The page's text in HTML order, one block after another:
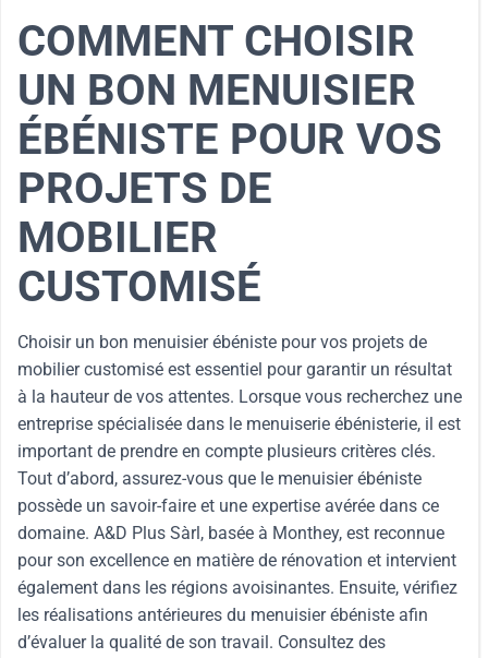
COMMENT CHOISIR
UN BON MENUISIER
ÉBÉNISTE POUR VOS
PROJETS DE
MOBILIER
CUSTOMISÉ
Choisir un bon menuisier ébéniste pour vos projets de
mobilier customisé est essentiel pour garantir un résultat
à la hauteur de vos attentes. Lorsque vous recherchez une
entreprise spécialisée dans le menuiserie ébénisterie, il est
important de prendre en compte plusieurs critères clés.
Tout d’abord, assurez-vous que le menuisier ébéniste
possède un savoir-faire et une expertise avérée dans ce
domaine. A&D Plus Sàrl, basée à Monthey, est reconnue
pour son excellence en matière de rénovation et intervient
également dans les régions avoisinantes. Ensuite, vérifiez
les réalisations antérieures du menuisier ébéniste afin
d’évaluer la qualité de son travail. Consultez des